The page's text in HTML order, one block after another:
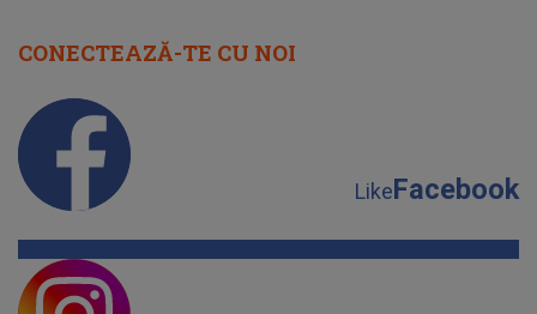
CONECTEAZĂ-TE CU NOI
LikeFacebook